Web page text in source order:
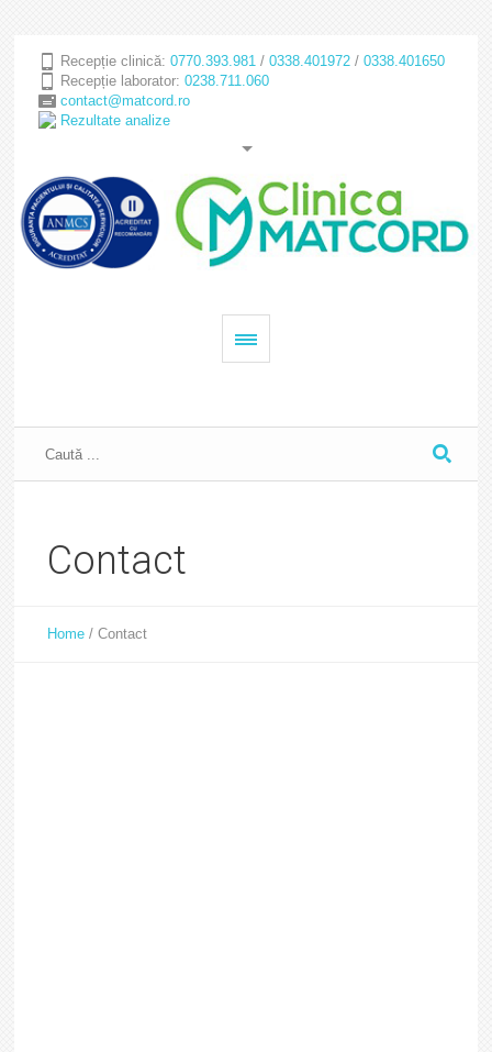
Recepție clinică: 0770.393.981/ 0338.401972/ 0338.401650
Recepție laborator: 0238.711.060
contact@matcord.ro
Rezultate analize
Contact
Home /Contact